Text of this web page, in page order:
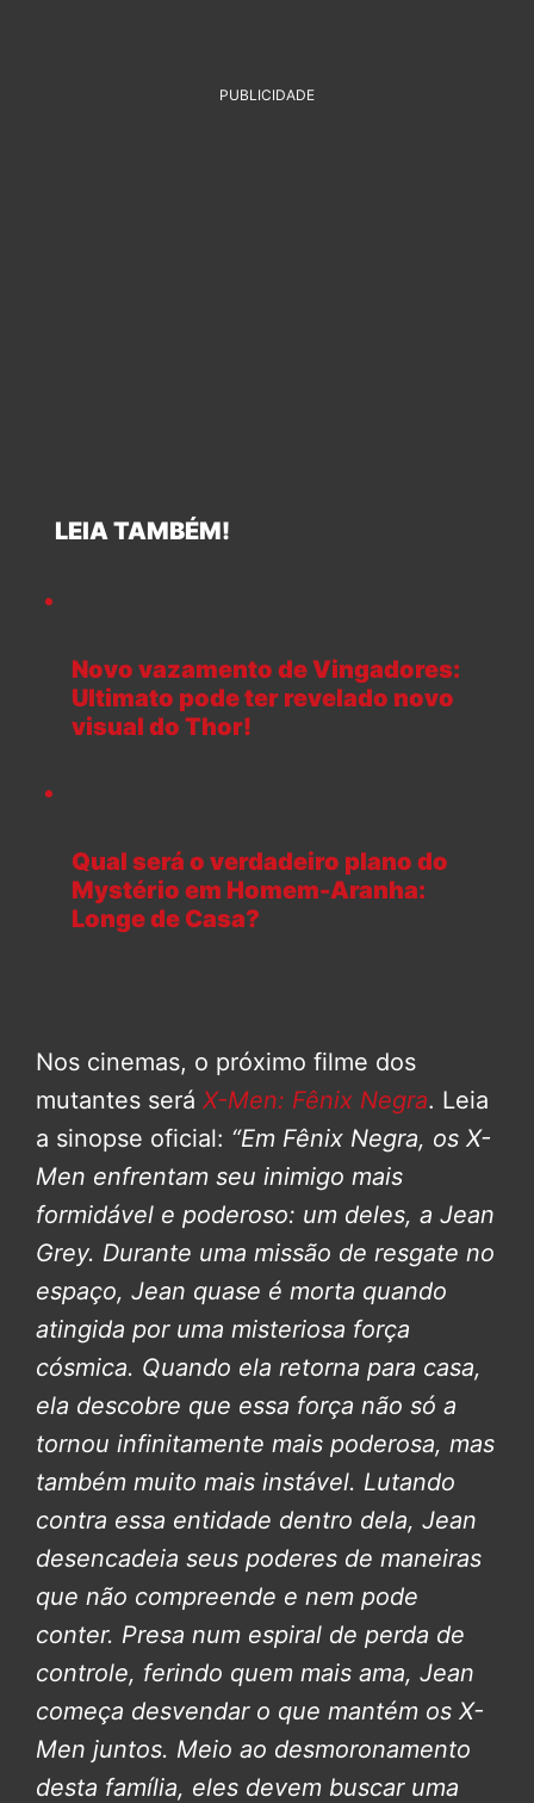
PUBLICIDADE
LEIA TAMBÉM!
Novo vazamento de Vingadores:
Ultimato pode ter revelado novo
visual do Thor!
Qual será o verdadeiro plano do
Mystério em Homem-Aranha:
Longe de Casa?
Nos cinemas, o próximo filme dos
mutantes será X-Men: Fênix Negra. Leia
a sinopse oficial: “Em Fênix Negra, os X-
Men enfrentam seu inimigo mais
formidável e poderoso: um deles, a Jean
Grey. Durante uma missão de resgate no
espaço, Jean quase é morta quando
atingida por uma misteriosa força
cósmica. Quando ela retorna para casa,
ela descobre que essa força não só a
tornou infinitamente mais poderosa, mas
também muito mais instável. Lutando
contra essa entidade dentro dela, Jean
desencadeia seus poderes de maneiras
que não compreende e nem pode
conter. Presa num espiral de perda de
controle, ferindo quem mais ama, Jean
começa desvendar o que mantém os X-
Men juntos. Meio ao desmoronamento
desta família, eles devem buscar uma